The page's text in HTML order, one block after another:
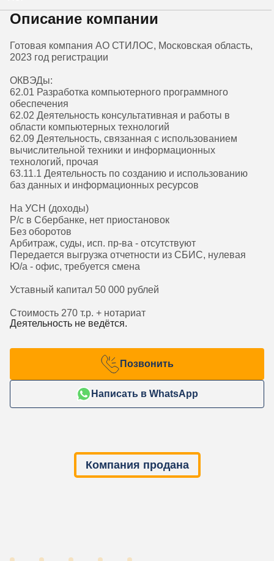
Описание компании
Готовая компания АО СТИЛОС, Московская область,
2023 год регистрации
ОКВЭДы:
62.01 Разработка компьютерного программного
обеспечения
62.02 Деятельность консультативная и работы в
области компьютерных технологий
62.09 Деятельность, связанная с использованием
вычислительной техники и информационных
технологий, прочая
63.11.1 Деятельность по созданию и использованию
баз данных и информационных ресурсов
На УСН (доходы)
Р/с в Сбербанке, нет приостановок
Без оборотов
Арбитраж, суды, исп. пр-ва - отсутствуют
Передается выгрузка отчетности из СБИС, нулевая
Ю/а - офис, требуется смена
Уставный капитал 50 000 рублей
Стоимость 270 т.р. + нотариат
Деятельность не ведётся.
Позвонить
Написать в WhatsApp
Компания продана